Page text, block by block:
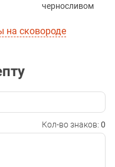
черносливом
на сковороде
Кол-во знаков: 0